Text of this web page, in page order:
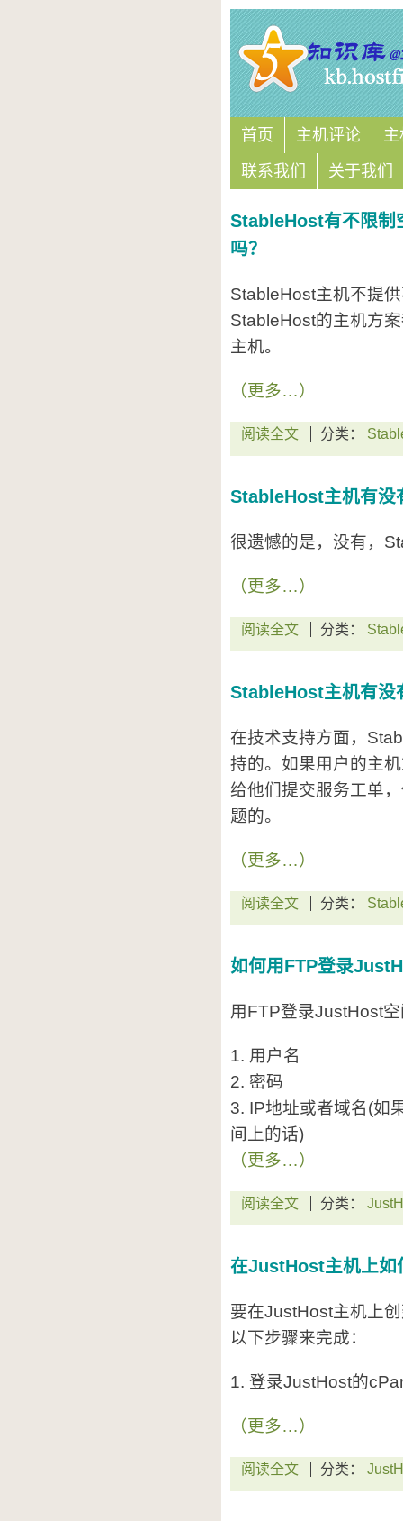
首页 主机评论
联系我们
关于我们
StableHost有不限
吗？
StableHost主机不提
StableHost的主机方
主机。
（更多…）
阅读全文 分类：
StableHost主机有没
很遗憾的是，没有，
（更多…）
阅读全文 分类：
StableHost主机有没
在技术支持方面，
持的。如果用户的主
给他们提交服务工单
题的。
（更多…）
阅读全文 分类：
如何用FTP登录
用FTP登录JustHost
1. 用户名
2. 密码
3. IP地址或者域名(如
间上的话)
（更多…）
阅读全文 分类：
在JustHost主机上如
要在JustHost主机上
以下步骤来完成：
1. 登录JustHost的
（更多…）
阅读全文 分类：